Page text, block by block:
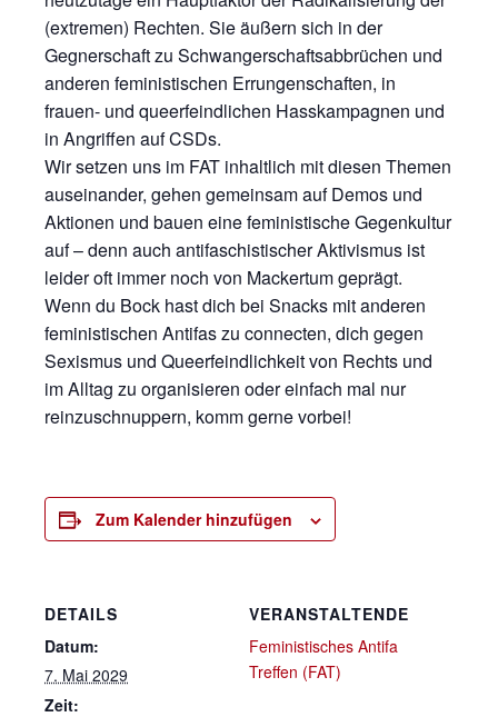
(extremen) Rechten. Sie äußern sich in der
Gegnerschaft zu Schwangerschaftsabbrüchen und
anderen feministischen Errungenschaften, in
frauen- und queerfeindlichen Hasskampagnen und
in Angriffen auf CSDs.
Wir setzen uns im FAT inhaltlich mit diesen Themen
auseinander, gehen gemeinsam auf Demos und
Aktionen und bauen eine feministische Gegenkultur
auf – denn auch antifaschistischer Aktivismus ist
leider oft immer noch von Mackertum geprägt.
Wenn du Bock hast dich bei Snacks mit anderen
feministischen Antifas zu connecten, dich gegen
Sexismus und Queerfeindlichkeit von Rechts und
im Alltag zu organisieren oder einfach mal nur
reinzuschnuppern, komm gerne vorbei!
Zum Kalender hinzufügen
DETAILS
Datum:
7. Mai 2029
Zeit:
VERANSTALTENDE
Feministisches Antifa
Treffen (FAT)